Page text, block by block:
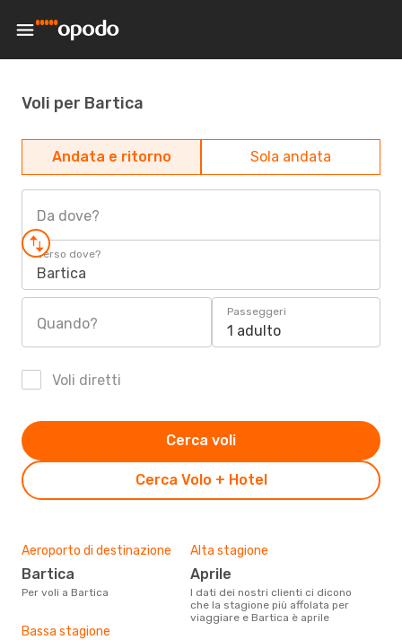
Voli per Bartica
Andata e ritorno Sola andata
Da dove?
Verso dove?
Bartica
Quando?
Passeggeri
1 adulto
Voli diretti
Cerca Volo + Hotel
Cerca voli
Aeroporto di destinazione
Bartica
Per voli a Bartica
Alta stagione
aprile
I dati dei nostri clienti ci dicono
che la stagione più affolata per
viaggiare e Bartica è aprile
Bassa stagione